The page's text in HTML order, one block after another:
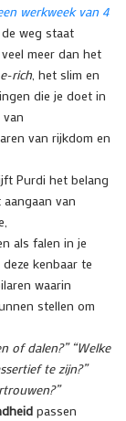
werkweek van 4
weg staat
meer dan het
rich, het slim en
die je doet in
van rijkdom en
Purdi het belang
van
als falen in je
kenbaar te
waarin
stellen om
of dalen?” “Welke
te zijn?”
passen